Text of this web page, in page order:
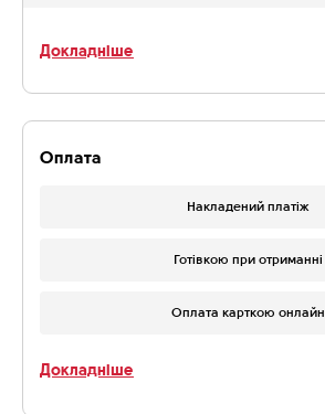
Докладніше
Оплата
Накладений платіж
Готівкою при отриманні
Оплата карткою онлайн
Докладніше